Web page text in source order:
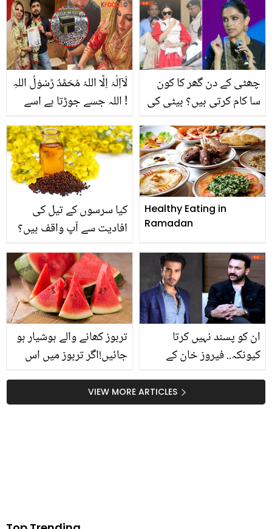
منائی تو روپڑی! ویڈیو
دیکھ کر سب ہی جذباتی
ہوگئے
لَآاِلٰہَ اِلَّا اللہُ مُحَمَّدٌ رَّسُوْلُ اللہِ
! اللہ جسے جوڑتا ہے اسے
کوئی توڑ نہیں سکتا۔۔ سلام
قبول کرنے کے بعد راکھی
اپنے شوہر کے ساتھ عمرہ
کرنے کب جائیں گی؟
اداکارہ نے بتادیا
چھٹی کے دن گھر کا کون
سا کام کرتی ہیں؟ بیٹی کی
ماں بننے والی دپیکا
پڈوکون نے اپنی
مصروفیات بتا کر سب کو
حیران کر دیا
کیا سرسوں کے تیل کی
افادیت سے آپ واقف ہیں؟
یہ کن امراض کو روکنے میں
کام آتا ہے؟
Healthy Eating in
Ramadan
تربوز کھانے والے ہوشیار ہو
جائیں!اگر تربوز میں اس
طرح کا نشان دیکھ لیں تو
پھینکنے میں دیر مت کریں
کیونکہ ۔۔
ان کو پسند نہیں کرتا
کیونکہ.. فیروز خان کے
بارے میں بات کرتے ہوئے
فائق خان اچانک کیوں
بھڑک اٹھے؟
VIEW MORE ARTICLES